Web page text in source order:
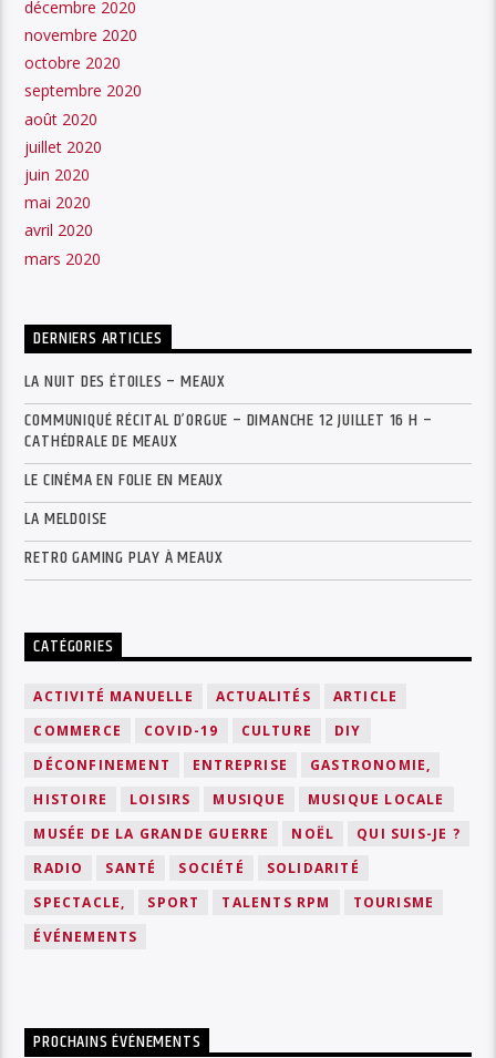
décembre 2020
novembre 2020
octobre 2020
septembre 2020
août 2020
juillet 2020
juin 2020
mai 2020
avril 2020
mars 2020
DERNIERS ARTICLES
LA NUIT DES ÉTOILES – MEAUX
COMMUNIQUÉ RÉCITAL D’ORGUE – DIMANCHE 12 JUILLET 16 H –
CATHÉDRALE DE MEAUX
LE CINÉMA EN FOLIE EN MEAUX
LA MELDOISE
RETRO GAMING PLAY À MEAUX
CATÉGORIES
ACTIVITÉ MANUELLE ACTUALITÉS
ARTICLE
COMMERCE
COVID-19 CULTURE
DIY
DÉCONFINEMENT
ENTREPRISE
GASTRONOMIE,
HISTOIRE
LOISIRS MUSIQUE
MUSIQUE LOCALE
MUSÉE DE LA GRANDE GUERRE
NOËL
QUI SUIS-JE ?
RADIO
SANTÉ SOCIÉTÉ
SOLIDARITÉ
SPECTACLE,
SPORT TALENTS RPM
TOURISME
ÉVÉNEMENTS
PROCHAINS ÉVÉNEMENTS